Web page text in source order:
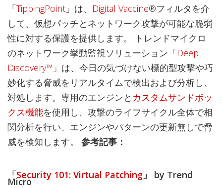
「TippingPoint 」は、 Digital Vaccine®フィルタを介
して、仮想パッチとネットワーク攻撃が可能な脆弱
性に対する保護を提供します。 トレンドマイクロ
のネットワーク挙動監視ソリューション「Deep
Discovery™ 」は、今日の気づけない標的型攻撃や巧
妙化する脅威をリアルタイムで検出および分析し、
対処します。専用のエンジンと カスタムサンドボッ
クス機能を使用し、攻撃のライフサイクル全体で相
関分析を行い、エンジンやパターンの更新無しで脅
威を検知します。 参考記事：
「Security 101: Virtual Patching 」 by Trend
Micro